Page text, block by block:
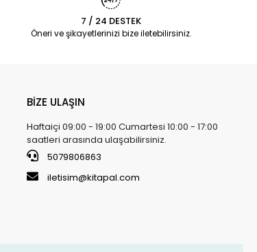
7 / 24 DESTEK
Öneri ve şikayetlerinizi bize iletebilirsiniz.
BİZE ULAŞIN
Haftaiçi 09:00 - 19:00 Cumartesi 10:00 - 17:00
saatleri arasında ulaşabilirsiniz.
5079806863
iletisim@kitapal.com